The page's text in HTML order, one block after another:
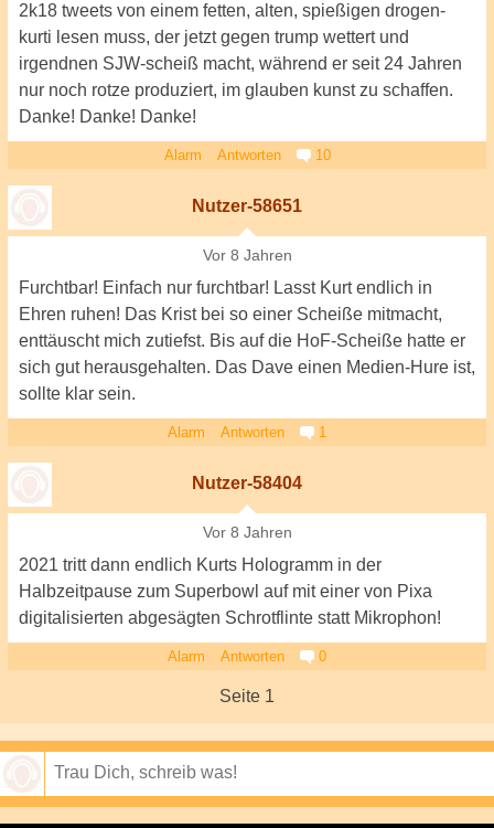
2k18 tweets von einem fetten, alten, spießigen drogen-
kurti lesen muss, der jetzt gegen trump wettert und
irgendnen SJW-scheiß macht, während er seit 24 Jahren
nur noch rotze produziert, im glauben kunst zu schaffen.
Danke! Danke! Danke!
Alarm Antworten 10
Nutzer-58651
Vor 8 Jahren
Furchtbar! Einfach nur furchtbar! Lasst Kurt endlich in
Ehren ruhen! Das Krist bei so einer Scheiße mitmacht,
enttäuscht mich zutiefst. Bis auf die HoF-Scheiße hatte er
sich gut herausgehalten. Das Dave einen Medien-Hure ist,
sollte klar sein.
Alarm Antworten 1
Nutzer-58404
Vor 8 Jahren
2021 tritt dann endlich Kurts Hologramm in der
Halbzeitpause zum Superbowl auf mit einer von Pixa
digitalisierten abgesägten Schrotflinte statt Mikrophon!
Alarm Antworten 0
Seite 1